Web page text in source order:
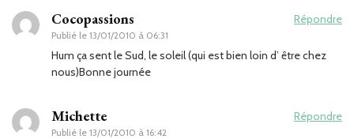
Cocopassions
Publié le 13/01/2010 à 06:31
Répondre
Hum ça sent le Sud, le soleil (qui est bien loin d’ être chez
nous)Bonne journée
Michette
Publié le 13/01/2010 à 16:42
Répondre